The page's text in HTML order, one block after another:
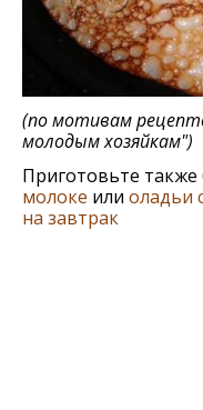
(по мотивам
молодым хозяйкам")
Приготовьте также
молоке или оладьи
на завтрак